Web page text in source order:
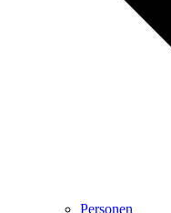
Personen